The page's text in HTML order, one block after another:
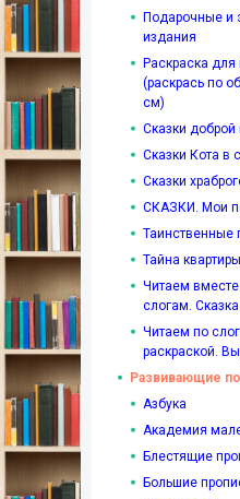
Подарочные и
издания
Раскраска
(раскрась по
см)
Сказки
Сказки Кота в
Сказки
СКАЗКИ. Мои
Таинственные
Тайна
Читаем
слогам.
Читаем по
раскраской.
Развивающие
Азбука
Академия
Блестящие
Большие